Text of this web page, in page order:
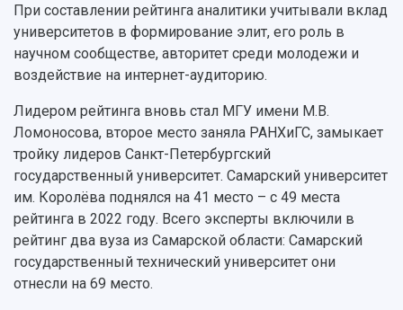
Кадровый резерв
Персоналии
Заслуженные деятели
Структура университета
Институты и факультеты
Кафедры
Научные подразделения
Отделы и службы
Общественные организации
Институт искусственного интеллекта
Газета "Самарский университет"
Мы в соцсетях
Мультимедиа
Подкасты
Просветительский проект "Одержимы
Институты и факультеты
Образовательные программы
Расписание занятий
Стипендии
Тестирование иностранных граждан на
знание русского языка, истории России и
основ законодательства РФ
Платные образовательные услуги
Скидки на обучение
Аспирантура и докторантура
Справочные материалы
Научная инфраструктура
Научно-исследовательские подразделения
Структурная схема управления научно-
исследовательской деятельностью
Материальная база
Подразделения научного обслуживания
Организационные документы
Результаты научно-исследовательской
деятельности
При составлении рейтинга аналитики учитывали вклад
университетов в формирование элит, его роль в
научном сообществе, авторитет среди молодежи и
воздействие на интернет-аудиторию.
Лидером рейтинга вновь стал МГУ имени М.В.
Ломоносова, второе место заняла РАНХиГС, замыкает
тройку лидеров Санкт-Петербургский
государственный университет. Самарский университет
им. Королёва поднялся на 41 место – с 49 места
рейтинга в 2022 году. Всего эксперты включили в
рейтинг два вуза из Самарской области: Самарский
государственный технический университет они
отнесли на 69 место.